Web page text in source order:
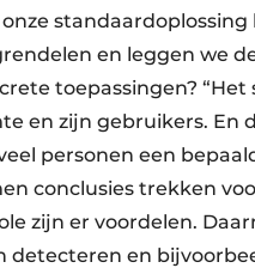
onze
en leggen we
toepassingen?
en zijn gebruikers. En
personen een
conclusies trekken
zijn er voordelen.
detecteren en